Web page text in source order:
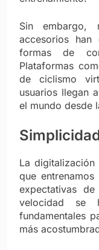
Sin
accesorios han
formas de
Plataformas
de ciclismo
usuarios llegan
el mundo desde
La
que
expectativas
velocidad se
fundamentales
más